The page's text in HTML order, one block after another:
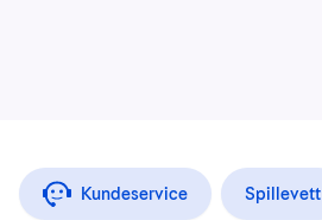
Kundeservice Spillevett